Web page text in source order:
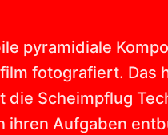
pyramidiale
fotografiert. Das
die Scheimpflug
Aufgaben